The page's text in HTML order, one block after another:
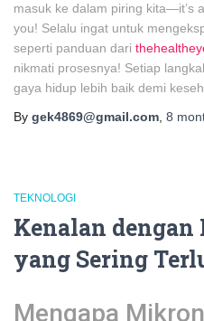
masuk ke dalam piring kita—it’s
you! Selalu ingat untuk
seperti panduan dari
nikmati prosesnya! Setiap
gaya hidup lebih baik demi
By gek4869@gmail.com 8
TEKNOLOGI
Kenalan
yang Sering
Mengapa